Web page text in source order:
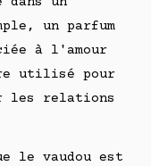
un parfum
à l'amour
utilisé pour
les relations
le vaudou est